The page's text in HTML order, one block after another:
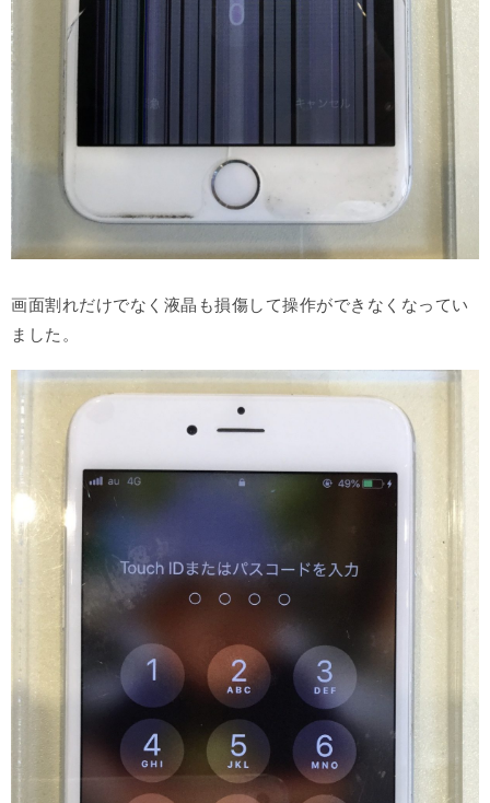
画面割れだけでなく液晶も損傷して操作ができなくなってい
ました。